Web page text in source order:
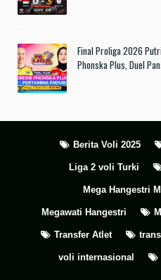
Final Proliga 2026
Phonska Plus, Duel
Berita Voli 2025
Liga 2 voli Turki
Mega Hangestri
Megawati Hangestri
Transfer Atlet
voli internasional